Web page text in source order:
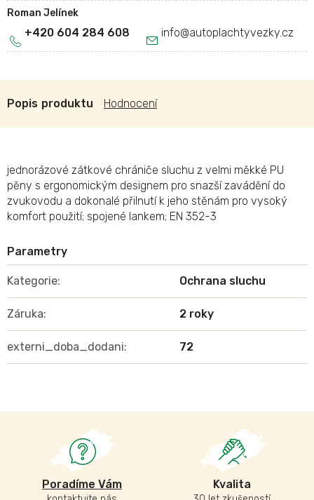
Roman Jelínek
info@autoplachtyvezky.cz
+420 604 284 608
Poradíme Vám Kvalita
Popis Hodnocení
jednorázové zátkové chrániče sluchu z velmi měkké PU
pěny s ergonomickým designem pro snazší zavádění do
zvukovodu a dokonalé přilnutí k jeho stěnám pro vysoký
komfort použití; spojené lankem; EN 352-3
Kategorie: Ochrana sluchu
Záruka: 2 roky
externi_doba_dodani: 72